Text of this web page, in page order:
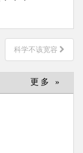
科学不该宽容
更多 »